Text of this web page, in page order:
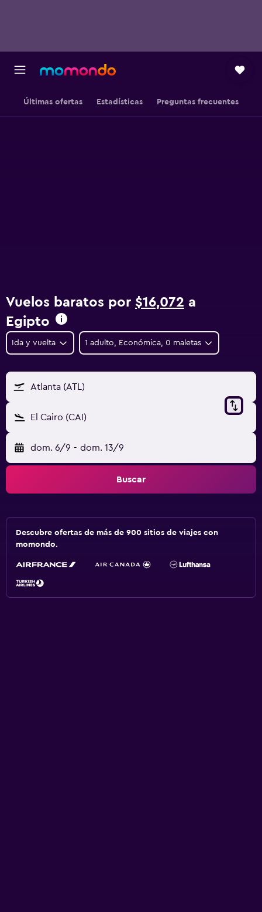
Últimas ofertas Estadísticas Preguntas frecuentes
Vuelos baratos por $16,072 a
Egipto
Ida y vuelta 1 adulto, Económica, 0 maletas
Atlanta (ATL)
El Cairo (CAI)
dom. 6/9 - dom. 13/9
Buscar
Descubre ofertas de más de 900 sitios de viajes con
momondo.